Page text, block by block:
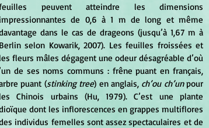
peuvent atteindre les dimensions
impressionnantes de 0,6 à 1 m de long et même
dans le cas de drageons (jusqu’à 1,67 m à
Berlin selon Kowarik, 2007). Les feuilles froissées et
les fleurs mâles dégagent une odeur désagréable d’où
de ses noms communs : frêne puant en français,
puant (stinking tree) en anglais, ch’ou ch’un pour
les Chinois urbains (Hu, 1979). C’est une plante
dont les inflorescences en grappes multiflores
individus femelles sont assez spectaculaires et de